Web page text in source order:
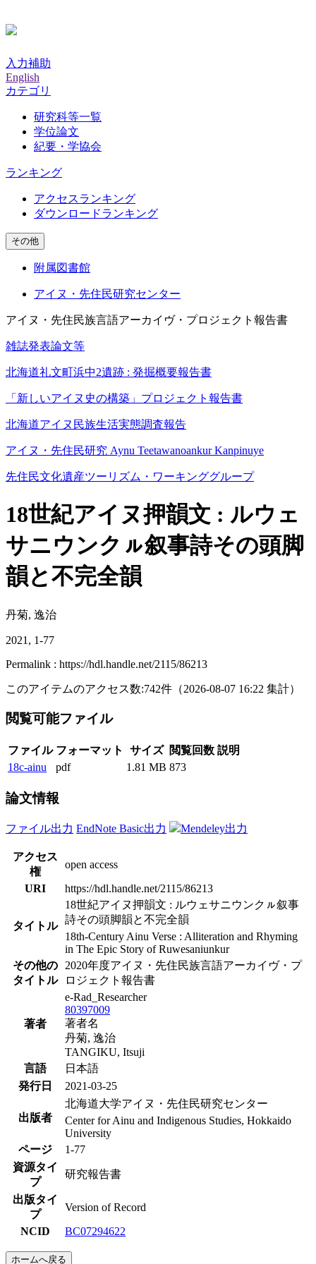
入力補助
English
カテゴリ
研究科等一覧
学位論文
紀要・学協会
ランキング
アクセスランキング
ダウンロードランキング
その他
附属図書館
アイヌ・先住民研究センター
アイヌ・先住民族言語アーカイヴ・プロジェクト報告書
雑誌発表論文等
北海道礼文町浜中2遺跡 : 発掘概要報告書
「新しいアイヌ史の構築」プロジェクト報告書
北海道アイヌ民族生活実態調査報告
アイヌ・先住民研究 Aynu Teetawanoankur Kanpinuye
先住民文化遺産ツーリズム・ワーキンググループ
18世紀アイヌ押韻文 : ルウェ
サニウンクㇽ叙事詩その頭脚
韻と不完全韻
丹菊, 逸治
2021, 1-77
Permalink : https://hdl.handle.net/2115/86213
このアイテムのアクセス数:742件 （2026-08-07 16:22 集計）
閲覧可能ファイル
ファイル フォーマット サイズ 閲覧回数 説明
18c-ainu
pdf 1.81 MB 873
論文情報
ファイル出力 EndNote Basic出力 Mendeley出力
アクセス
権
open access
URI
https://hdl.handle.net/2115/86213
タイトル
18世紀アイヌ押韻文 : ルウェサニウンクㇽ叙事
詩その頭脚韻と不完全韻
18th-Century Ainu Verse : Alliteration and Rhyming
in The Epic Story of Ruwesaniunkur
その他の
タイトル
2020年度アイヌ・先住民族言語アーカイヴ・プ
ロジェクト報告書
著者
e-Rad_Researcher
80397009
著者名
丹菊, 逸治
TANGIKU, Itsuji
言語
日本語
発行日
2021-03-25
出版者
北海道大学アイヌ・先住民研究センター
Center for Ainu and Indigenous Studies, Hokkaido
University
ページ
1-77
資源タイ
プ
研究報告書
出版タイ
プ
Version of Record
NCID
BC07294622
ホームへ戻る